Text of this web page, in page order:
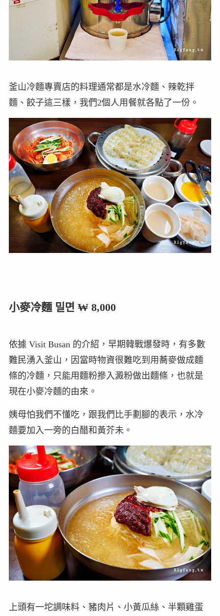
釜山冷麵專賣店的料理通常都是水冷麵、辣乾拌
麵、餃子這三樣，我們2個人用餐就各點了一份。
小麥冷麵 밀면 ₩ 8,000
依據 Visit Busan 的介紹，早期韓戰爆發時，有多數
難民湧入釜山，因當時物資很難吃到用蕎麥做成麵
條的冷麵，只能用麵粉摻入澱粉做出麵條，也就是
現在小麥冷麵的由來。
姨母怕我們不懂吃，跟我們比手劃腳的表示，水冷
麵要加入一旁的白醋和黃芥未。
上頭有一坨調味料、豬肉片、小黃瓜絲、半顆雞蛋